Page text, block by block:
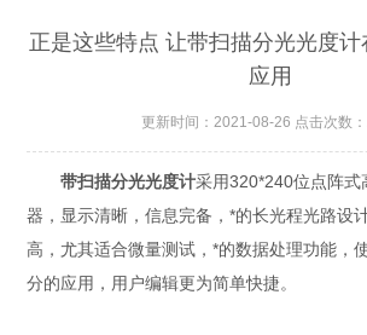
行业得到应用
正是这些特点 让带扫描分光光度计
应用
更新时间：2021-08-26 点击次数
带扫描分光光度计采用320*240位点阵式
器，显示清晰，信息完备，*的长光程光路设
高，尤其适合微量测试，*的数据处理功能，
分的应用，用户编辑更为简单快捷。